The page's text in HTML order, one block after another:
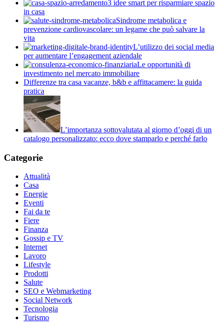
3 idee smart per risparmiare spazio
in casa
Sindrome metabolica e
prevenzione cardiovascolare: un legame che può salvare la
vita
L’utilizzo dei social media
per aumentare l’engagement aziendale
Le opportunità di
investimento nel mercato immobiliare
Differenze tra casa vacanze, b&b e affittacamere: la guida
pratica
L’importanza sottovalutata al giorno d’oggi di un
catalogo personalizzato: ecco dove stamparlo e perché farlo
Categorie
Attualità
Casa
Energie
Eventi
Fai da te
Fiere
Finanza
Gossip e TV
Internet
Lavoro
Lifestyle
Prodotti
Salute
SEO e Webmarketing
Social Network
Tecnologia
Turismo